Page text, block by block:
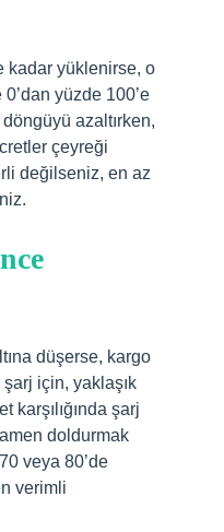
kadar yüklenirse, o
yüzde 100’e
azaltırken,
çeyreği
değilseniz, en az
düşerse, kargo
şarj için, yaklaşık
karşılığında şarj
doldurmak
veya 80’de
verimli